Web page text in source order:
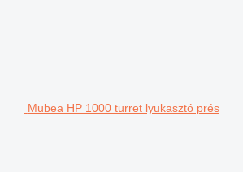
Mubea HP 1000 turret lyukasztó prés